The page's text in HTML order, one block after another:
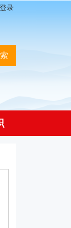
录